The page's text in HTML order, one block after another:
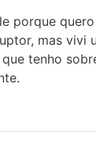
porque
mas vivi
tenho